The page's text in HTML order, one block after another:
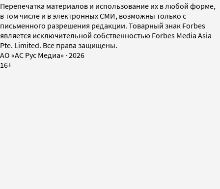
Перепечатка материалов и использование их в любой форме,
в том числе и в электронных СМИ, возможны только с
письменного разрешения редакции. Товарный знак Forbes
является исключительной собственностью Forbes Media Asia
Pte. Limited. Все права защищены.
AO «АС Рус Медиа» · 2026
16+